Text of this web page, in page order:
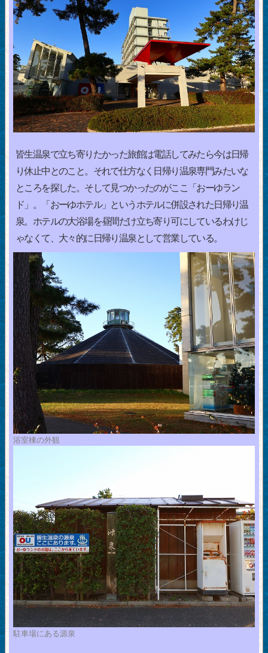
皆生温泉で立ち寄りたかった旅館は電話してみたら今は日帰
り休止中とのこと。それで仕方なく日帰り温泉専門みたいな
ところを探した。そして見つかったのがここ「おーゆラン
ド」。「おーゆホテル」というホテルに併設された日帰り温
泉。ホテルの大浴場を昼間だけ立ち寄り可にしているわけじ
ゃなくて、大々的に日帰り温泉として営業している。
浴室棟の外観
駐車場にある源泉